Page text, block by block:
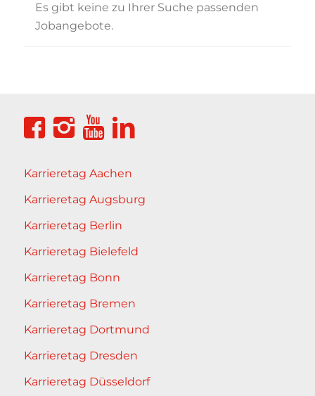
Es gibt keine zu Ihrer Suche passenden
Jobangebote.
Karrieretag Aachen
Karrieretag Augsburg
Karrieretag Berlin
Karrieretag Bielefeld
Karrieretag Bonn
Karrieretag Bremen
Karrieretag Dortmund
Karrieretag Dresden
Karrieretag Düsseldorf